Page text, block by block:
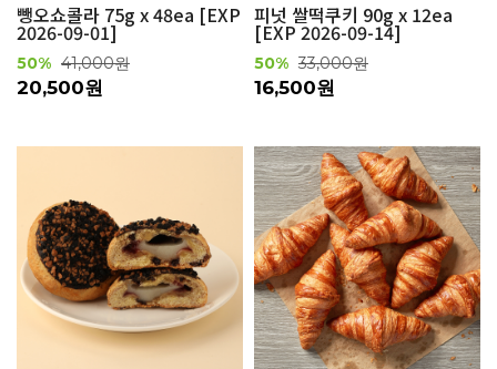
뺑오쇼콜라 75g x 48ea [EXP
2026-09-01]
50% 41,000원
20,500원
피넛 쌀떡쿠키 90g x 12ea
[EXP 2026-09-14]
50% 33,000원
16,500원